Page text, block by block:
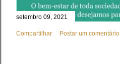
setembro 09, 2021
Compartilhar Postar um comentário